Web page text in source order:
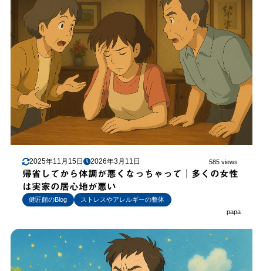
2025年11月15日 2026年3月11日 585 views
帰省してから体調が悪くなっちゃって│多くの女性
は実家の居心地が悪い
健匠館のBlog
ストレスやアレルギーの整体
papa